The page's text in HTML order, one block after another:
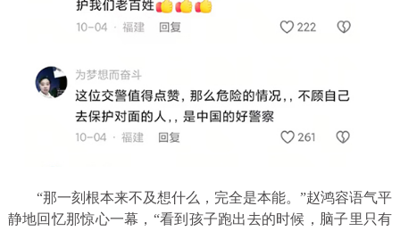
“那一刻根本来不及想什么，完全是本能。”赵鸿容语气平
静地回忆那惊心一幕，“看到孩子跑出去的时候，脑子里只有